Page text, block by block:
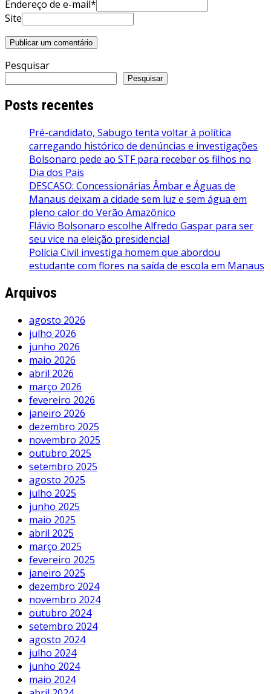
Endereço de e-mail*
Site
Pesquisar
Pesquisar
Posts recentes
Pré-candidato, Sabugo tenta voltar à política
carregando histórico de denúncias e investigações
Bolsonaro pede ao STF para receber os filhos no
Dia dos Pais
DESCASO: Concessionárias Âmbar e Águas de
Manaus deixam a cidade sem luz e sem água em
pleno calor do Verão Amazônico
Flávio Bolsonaro escolhe Alfredo Gaspar para ser
seu vice na eleição presidencial
Polícia Civil investiga homem que abordou
estudante com flores na saída de escola em Manaus
Arquivos
agosto 2026
julho 2026
junho 2026
maio 2026
abril 2026
março 2026
fevereiro 2026
janeiro 2026
dezembro 2025
novembro 2025
outubro 2025
setembro 2025
agosto 2025
julho 2025
junho 2025
maio 2025
abril 2025
março 2025
fevereiro 2025
janeiro 2025
dezembro 2024
novembro 2024
outubro 2024
setembro 2024
agosto 2024
julho 2024
junho 2024
maio 2024